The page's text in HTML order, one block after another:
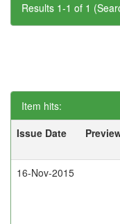
Results 1-1 of 1
Item hits:
Issue Date
16-Nov-2015